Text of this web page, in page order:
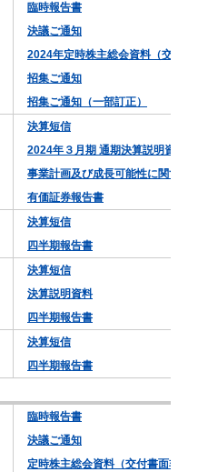
臨時報告書
決議ご通知
2024年定時株主総会資料（交付書
招集ご通知
招集ご通知（一部訂正）
決算短信
2024年３月期 通期決算説明資料
事業計画及び成長可能性に関する
有価証券報告書
決算短信
四半期報告書
決算短信
決算説明資料
四半期報告書
決算短信
四半期報告書
臨時報告書
決議ご通知
定時株主総会資料（交付書面非記